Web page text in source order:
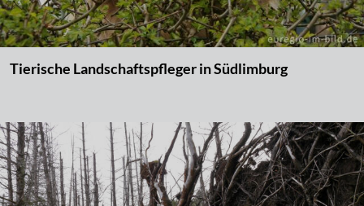
Tierische Landschaftspfleger in Südlimburg